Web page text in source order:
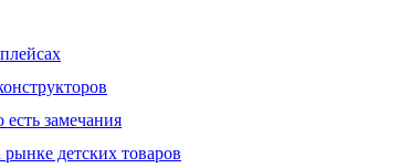
замечания
детских товаров